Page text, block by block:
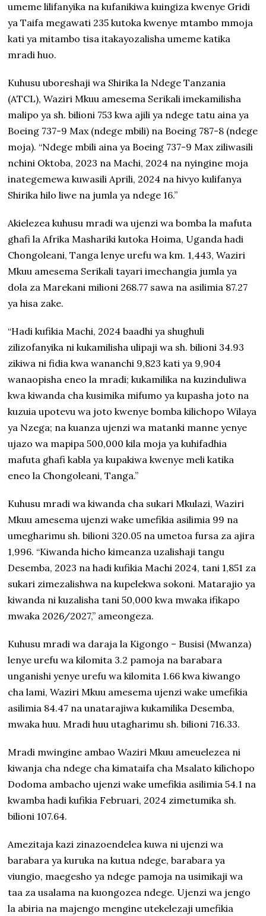
umeme lilifanyika na kufanikiwa kuingiza kwenye Gridi
ya Taifa megawati 235 kutoka kwenye mtambo mmoja
kati ya mitambo tisa itakayozalisha umeme katika
mradi huo.
Kuhusu uboreshaji wa Shirika la Ndege Tanzania
(ATCL), Waziri Mkuu amesema Serikali imekamilisha
malipo ya sh. bilioni 753 kwa ajili ya ndege tatu aina ya
Boeing 737-9 Max (ndege mbili) na Boeing 787-8 (ndege
moja). “Ndege mbili aina ya Boeing 737-9 Max ziliwasili
nchini Oktoba, 2023 na Machi, 2024 na nyingine moja
inategemewa kuwasili Aprili, 2024 na hivyo kulifanya
Shirika hilo liwe na jumla ya ndege 16.”
Akielezea kuhusu mradi wa ujenzi wa bomba la mafuta
ghafi la Afrika Mashariki kutoka Hoima, Uganda hadi
Chongoleani, Tanga lenye urefu wa km. 1,443, Waziri
Mkuu amesema Serikali tayari imechangia jumla ya
dola za Marekani milioni 268.77 sawa na asilimia 87.27
ya hisa zake.
“Hadi kufikia Machi, 2024 baadhi ya shughuli
zilizofanyika ni kukamilisha ulipaji wa sh. bilioni 34.93
zikiwa ni fidia kwa wananchi 9,823 kati ya 9,904
wanaopisha eneo la mradi; kukamilika na kuzinduliwa
kwa kiwanda cha kusimika mifumo ya kupasha joto na
kuzuia upotevu wa joto kwenye bomba kilichopo Wilaya
ya Nzega; na kuanza ujenzi wa matanki manne yenye
ujazo wa mapipa 500,000 kila moja ya kuhifadhia
mafuta ghafi kabla ya kupakiwa kwenye meli katika
eneo la Chongoleani, Tanga.”
Kuhusu mradi wa kiwanda cha sukari Mkulazi, Waziri
Mkuu amesema ujenzi wake umefikia asilimia 99 na
umegharimu sh. bilioni 320.05 na umetoa fursa za ajira
1,996. “Kiwanda hicho kimeanza uzalishaji tangu
Desemba, 2023 na hadi kufikia Machi 2024, tani 1,851 za
sukari zimezalishwa na kupelekwa sokoni. Matarajio ya
kiwanda ni kuzalisha tani 50,000 kwa mwaka ifikapo
mwaka 2026/2027,” ameongeza.
Kuhusu mradi wa daraja la Kigongo – Busisi (Mwanza)
lenye urefu wa kilomita 3.2 pamoja na barabara
unganishi yenye urefu wa kilomita 1.66 kwa kiwango
cha lami, Waziri Mkuu amesema ujenzi wake umefikia
asilimia 84.47 na unatarajiwa kukamilika Desemba,
mwaka huu. Mradi huu utagharimu sh. bilioni 716.33.
Mradi mwingine ambao Waziri Mkuu ameuelezea ni
kiwanja cha ndege cha kimataifa cha Msalato kilichopo
Dodoma ambacho ujenzi wake umefikia asilimia 54.1 na
kwamba hadi kufikia Februari, 2024 zimetumika sh.
bilioni 107.64.
Amezitaja kazi zinazoendelea kuwa ni ujenzi wa
barabara ya kuruka na kutua ndege, barabara ya
viungio, maegesho ya ndege pamoja na usimikaji wa
taa za usalama na kuongozea ndege. Ujenzi wa jengo
la abiria na majengo mengine utekelezaji umefikia